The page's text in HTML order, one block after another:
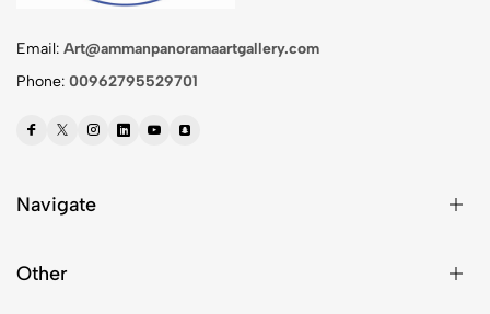
Email: Art@ammanpanoramaartgallery.com
Phone: 00962795529701
Navigate
Other